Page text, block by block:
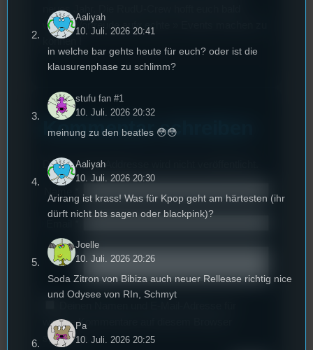
neues Jahr. Die RudU-Crew hofft euch bald
wieder Vorfreude auf« echte » Events machen zu
können !
Kommentar schreiben
Deine E-Mail-Addresse wird nicht veröffentlicht.
Name
Text*
weitere Kommentare auf diesem Browser
speichern.
Aaliyah
10. Juli. 2026 20:41
in welche bar gehts heute für euch? oder ist die
klausurenphase zu schlimm?
stufu fan #1
10. Juli. 2026 20:32
meinung zu den beatles 😳😳
Aaliyah
10. Juli. 2026 20:30
Arirang ist krass! Was für Kpop geht am härtesten (ihr
dürft nicht bts sagen oder blackpink)?
Joelle
10. Juli. 2026 20:26
Soda Zitron von Bibiza auch neuer Rellease richtig nice
und Odysee von RIn, Schmyt
Pa
10. Juli. 2026 20:25